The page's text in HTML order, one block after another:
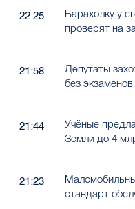
22:25
Барахолку у
проверят на
21:58
Депутаты
без экзаменов
21:44
Учёные
Земли до 4
21:23
стандарт